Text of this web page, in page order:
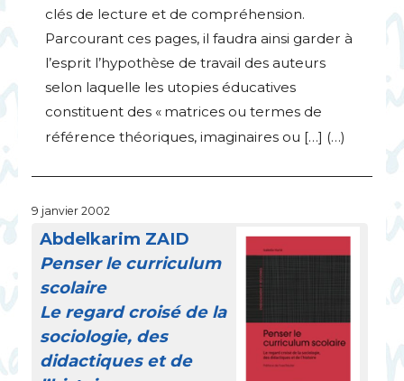
clés de lecture et de compréhension.
Parcourant ces pages, il faudra ainsi garder à
l’esprit l’hypothèse de travail des auteurs
selon laquelle les utopies éducatives
constituent des « matrices ou termes de
référence théoriques, imaginaires ou […] (…)
9 janvier 2002
Abdelkarim ZAID
Penser le curriculum
scolaire
Le regard croisé de la
sociologie, des
didactiques et de